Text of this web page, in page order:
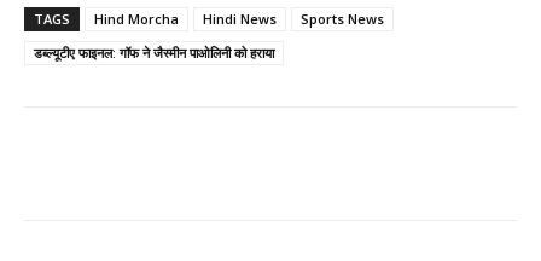
TAGS Hind Morcha Hindi News
Sports News
डब्ल्यूटीए फाइनल: गॉफ ने जैस्मीन पाओलिनी को हराया